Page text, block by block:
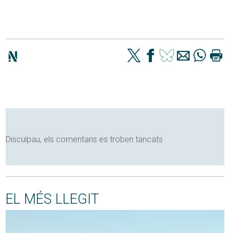
Disculpau, els comentaris es troben tancats
EL MÉS LLEGIT